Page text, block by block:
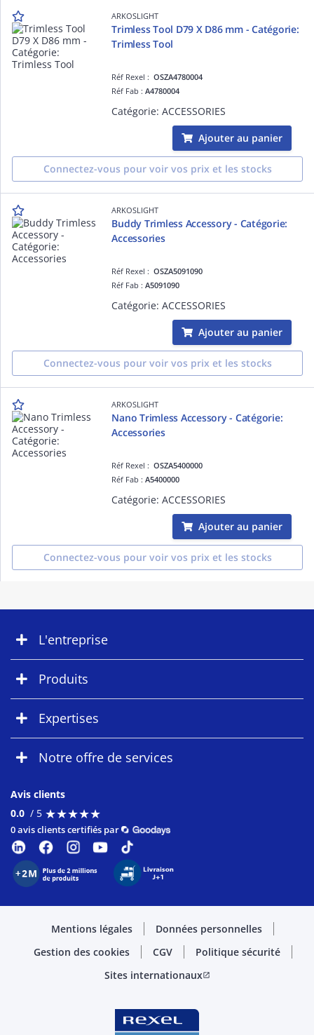
ARKOSLIGHT
Trimless Tool D79 X D86 mm - Catégorie:
Trimless Tool
Réf Rexel :OSZA4780004
Réf Fab :A4780004
Catégorie: ACCESSORIES
Ajouter au panier
Connectez-vous pour voir vos prix et les stocks
ARKOSLIGHT
Buddy Trimless Accessory - Catégorie:
Accessories
Réf Rexel :OSZA5091090
Réf Fab :A5091090
Catégorie: ACCESSORIES
Ajouter au panier
Connectez-vous pour voir vos prix et les stocks
ARKOSLIGHT
Nano Trimless Accessory - Catégorie:
Accessories
Réf Rexel :OSZA5400000
Réf Fab :A5400000
Catégorie: ACCESSORIES
Ajouter au panier
Connectez-vous pour voir vos prix et les stocks
L'entreprise
Produits
Expertises
Notre offre de services
Avis clients
0.0 / 5 ★★★★★
★★★★★
0 avis clients certifiés par
Mentions légales
Données personnelles
Gestion des cookies
CGV
Politique sécurité
Sites internationauxopen_in_new